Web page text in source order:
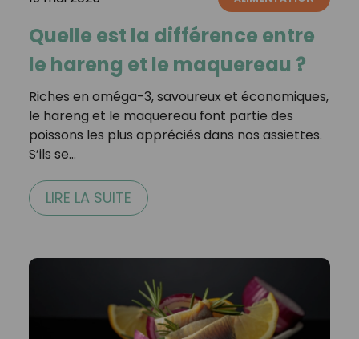
Quelle est la différence entre
le hareng et le maquereau ?
Riches en oméga-3, savoureux et économiques,
le hareng et le maquereau font partie des
poissons les plus appréciés dans nos assiettes.
S’ils se…
LIRE LA SUITE